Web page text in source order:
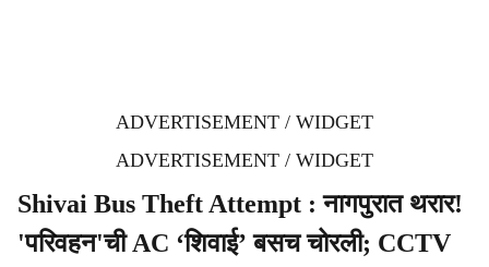
ADVERTISEMENT / WIDGET
ADVERTISEMENT / WIDGET
Shivai Bus Theft Attempt : नागपुरात थरार!
'परिवहन'ची AC ‘शिवाई’ बसच चोरली; CCTV